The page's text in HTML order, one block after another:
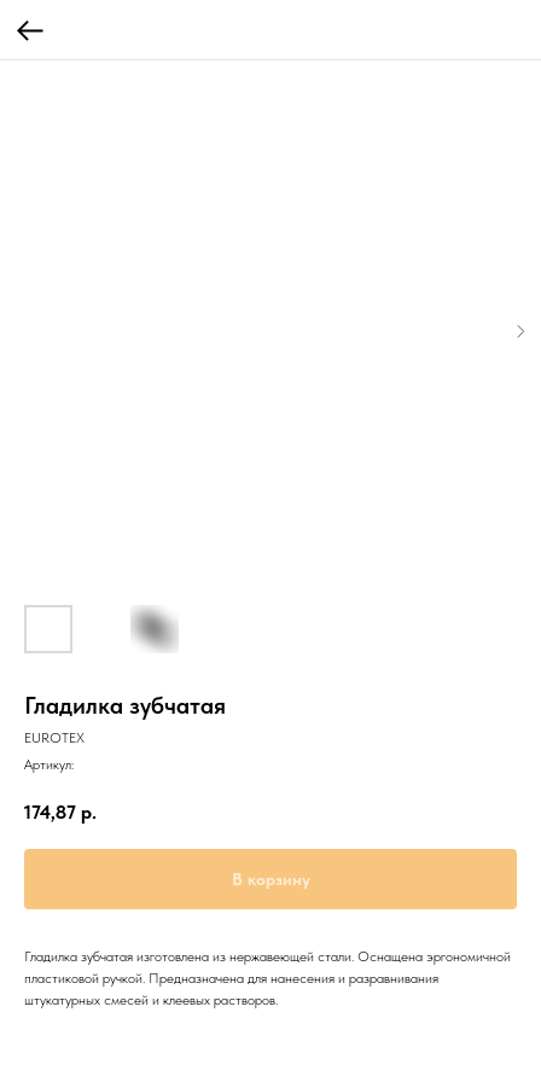
Гладилка зубчатая
EUROTEX
Артикул:
174,87 р.
В корзину
Гладилка зубчатая изготовлена из нержавеющей стали. Оснащена эргономичной
пластиковой ручкой. Предназначена для нанесения и разравнивания
штукатурных смесей и клеевых растворов.